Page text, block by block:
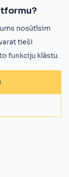
nosūtīsim
tieši
funkciju klāstu.